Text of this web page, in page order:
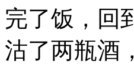
完了饭，回
沽了两瓶酒